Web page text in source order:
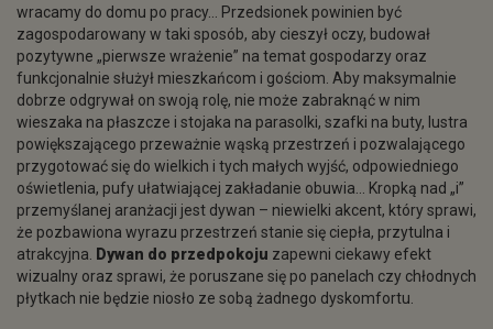
wracamy do domu po pracy… Przedsionek powinien być
zagospodarowany w taki sposób, aby cieszył oczy, budował
pozytywne „pierwsze wrażenie” na temat gospodarzy oraz
funkcjonalnie służył mieszkańcom i gościom. Aby maksymalnie
dobrze odgrywał on swoją rolę, nie może zabraknąć w nim
wieszaka na płaszcze i stojaka na parasolki, szafki na buty, lustra
powiększającego przeważnie wąską przestrzeń i pozwalającego
przygotować się do wielkich i tych małych wyjść, odpowiedniego
oświetlenia, pufy ułatwiającej zakładanie obuwia… Kropką nad „i”
przemyślanej aranżacji jest dywan – niewielki akcent, który sprawi,
że pozbawiona wyrazu przestrzeń stanie się ciepła, przytulna i
atrakcyjna.
Dywan do przedpokoju zapewni ciekawy efekt
wizualny oraz sprawi, że poruszane się po panelach czy chłodnych
płytkach nie będzie niosło ze sobą żadnego dyskomfortu.